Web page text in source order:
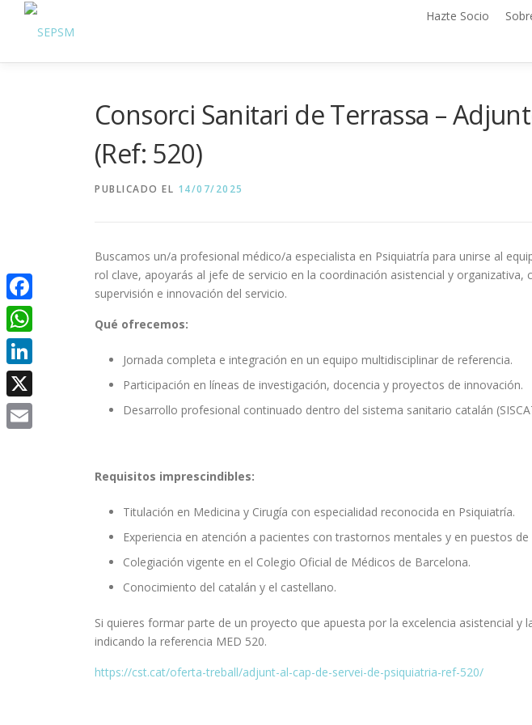
Hazte Socio
Consorci Sanitari de Terrassa –
(Ref: 520)
PUBLICADO EL 14/07/2025
Buscamos un/a profesional médico/a especialista en Psiquiatría para unirse al
rol clave, apoyarás al jefe de servicio en la coordinación asistencial y
supervisión e innovación del servicio.
Qué ofrecemos:
Jornada completa e integración en un equipo multidisciplinar de referencia.
Participación en líneas de investigación, docencia y proyectos de innovación.
Desarrollo profesional continuado dentro del sistema sanitario catalán
Requisitos imprescindibles:
Titulación en Medicina y Cirugía con especialidad reconocida en Psiquiatría.
Experiencia en atención a pacientes con trastornos mentales y en puestos
Colegiación vigente en el Colegio Oficial de Médicos de Barcelona.
Conocimiento del catalán y el castellano.
Si quieres formar parte de un proyecto que apuesta por la excelencia asistencial
indicando la referencia MED 520.
https://cst.cat/oferta-treball/adjunt-al-cap-de-servei-de-psiquiatria-ref-520/
Facebook
WhatsApp
LinkedIn
X